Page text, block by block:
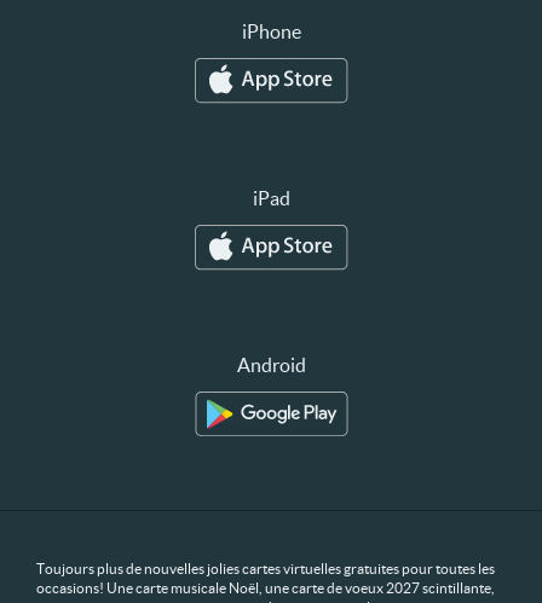
iPhone
iPad
Android
Toujours plus de nouvelles jolies cartes virtuelles gratuites pour toutes les
occasions! Une carte musicale Noël, une carte de voeux 2027 scintillante,